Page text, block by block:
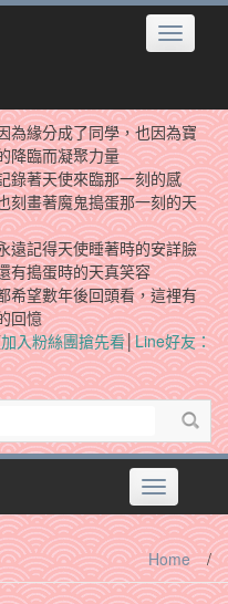
Toggle
為緣分成了同學，也因為寶
降臨而凝聚力量
錄著天使來臨那一刻的感
刻畫著魔鬼搗蛋那一刻的天
遠記得天使睡著時的安詳臉
有搗蛋時的天真笑容
希望數年後回頭看，這裡有
回憶
加入粉絲團搶先看│Line好友：
Toggle
navigation
Home /